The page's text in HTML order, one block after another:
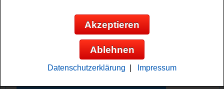
Akzeptieren
Ablehnen
Datenschutzerklärung Impressum